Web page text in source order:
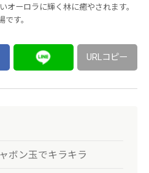
オーロラに輝く林に癒やされます。
す。
URLコピー
ボン玉でキラキラ